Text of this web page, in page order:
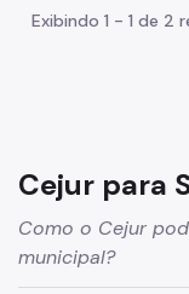
Cursos
Direitos e
Exibindo 1 - 1 de 2
Cejur para
Como o Cejur
municipal?